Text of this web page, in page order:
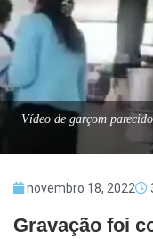
Vídeo de garçom
novembro 18, 2022
Gravação foi